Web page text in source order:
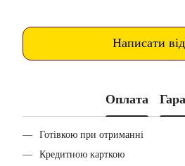
Написати
Оплата
Готівкою при отриманні
Кредитною карткою